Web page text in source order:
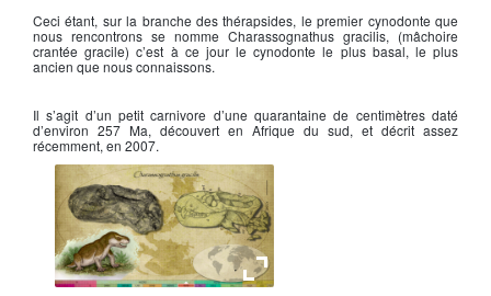
Ceci étant, sur la branche des thérapsides, le premier cynodonte que
nous rencontrons se nomme Charassognathus gracilis, (mâchoire
crantée gracile) c’est à ce jour le cynodonte le plus basal, le plus
ancien que nous connaissons.
Il s’agit d’un petit carnivore d’une quarantaine de centimètres daté
d’environ 257 Ma, découvert en Afrique du sud, et décrit assez
récemment, en 2007.